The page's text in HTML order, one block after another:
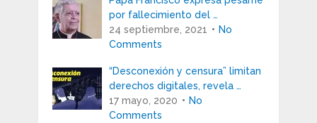
por fallecimiento del …
24 septiembre, 2021
No
Comments
“Desconexión y censura” limitan
derechos digitales, revela …
17 mayo, 2020
No
Comments